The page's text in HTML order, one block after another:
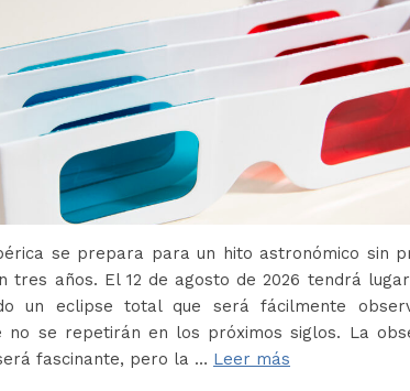
se prepara para un hito astronómico sin
tres años. El 12 de agosto de 2026 tendrá
un eclipse total que será fácilmente
no se repetirán en los próximos siglos. La
fascinante, pero la … Leer más